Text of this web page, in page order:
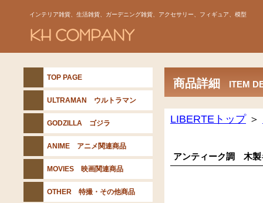
インテリア雑貨、生活雑貨、ガーデニング雑貨、アクセサリー、フィギュア、模型
商品詳細 ITEM
LIBERTEトップ＞
アンティーク調 木製
TOP PAGE
ULTRAMAN ウルトラマン
GODZILLA ゴジラ
ANIME アニメ関連商品
MOVIES 映画関連商品
OTHER 特撮・その他商品